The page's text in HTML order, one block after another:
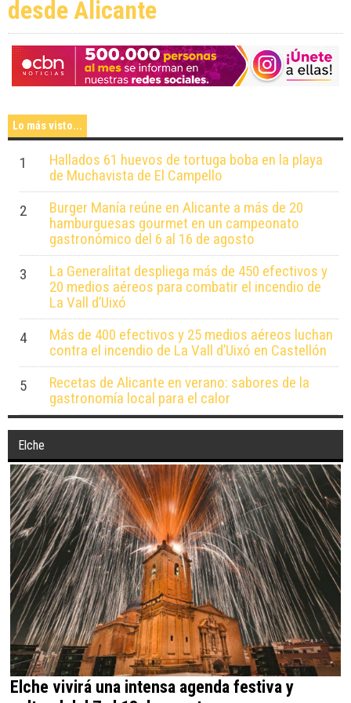
desde Alicante
verano con 21 conciertos
gratuitos
Lo más visto...
1
Hallados 61 huevos de tortuga boba en la playa
de Muchavista de El Campello
2
Burger Manía reúne en Alicante a más de 20
hamburguesas gourmet en un campeonato
gastronómico del 6 al 16 de agosto
3
La Generalitat despliega más de 450 efectivos y
20 medios aéreos para combatir el incendio de
La Vall d’Uixó
4
Más de 400 efectivos y 25 medios aéreos luchan
contra el incendio de La Vall d’Uixó en Castellón
5
Recetas de Alicante en verano: sabores de la
gastronomía local para el calor
Elche
Elche vivirá una intensa agenda festiva y